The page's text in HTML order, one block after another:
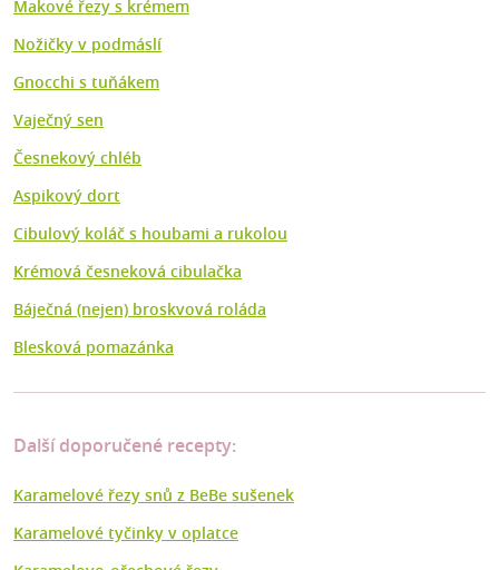
Makové řezy s krémem
Nožičky v podmáslí
Gnocchi s tuňákem
Vaječný sen
Česnekový chléb
Aspikový dort
Cibulový koláč s houbami a rukolou
Krémová česneková cibulačka
Báječná (nejen) broskvová roláda
Blesková pomazánka
Další doporučené recepty:
Karamelové řezy snů z BeBe sušenek
Karamelové tyčinky v oplatce